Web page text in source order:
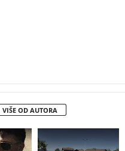
VIŠE OD AUTORA